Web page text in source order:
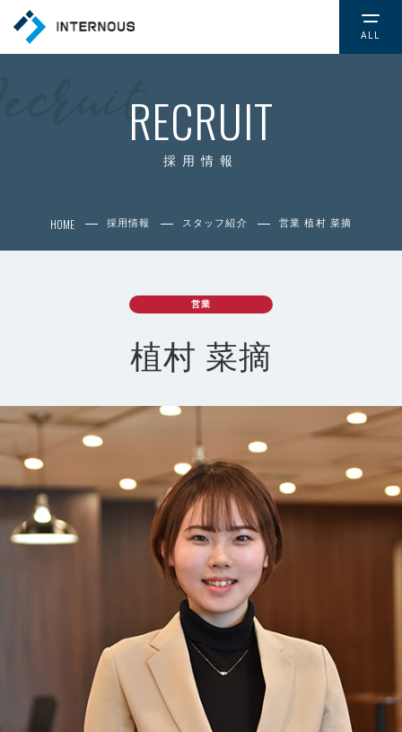
ALL
RECRUIT
採用情報
HOME 採用情報 スタッフ紹介 営業 植村 菜摘
営業
植村 菜摘
社会的取り組み
サービス
RECRUIT 採用情報
PRIVACY POLICY 個人情報保護方針
お問い合わせ